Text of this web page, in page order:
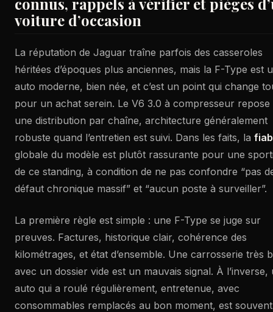
voiture d’occasion
La réputation de Jaguar traîne parfois des casseroles
héritées d’époques plus anciennes, mais la F-Type est
auto moderne, bien née, et c’est un point qui change
pour un achat serein. Le V6 3.0 à compresseur repose
une distribution par chaîne, architecture généralement
robuste quand l’entretien est suivi. Dans les faits, la
globale du modèle est plutôt rassurante pour une
de ce standing, à condition de ne pas confondre “pas
défaut chronique massif” et “aucun poste à surveiller”.
La première règle est simple : une F-Type se juge sur
preuves. Factures, historique clair, cohérence des
kilométrages, et état d’ensemble. Une carrosserie très
avec un dossier vide est un mauvais signal. À l’inverse,
auto qui a roulé régulièrement, entretenue, avec
consommables remplacés au bon moment, est